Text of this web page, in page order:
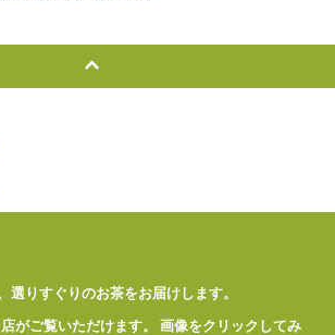
選りすぐりのお茶をお届けします。
がご覧いただけます。 画像をクリックしてみ